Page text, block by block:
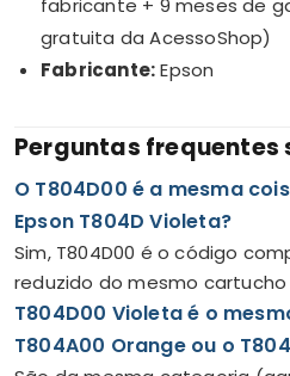
gratuita da AcessoShop)
Fabricante:Epson
Perguntas frequentes
O T804D00 é a mesma
Epson T804D Violeta?
Sim, T804D00 é o código
reduzido do mesmo cartucho
T804D00 Violeta é o
T804A00 Orange ou o